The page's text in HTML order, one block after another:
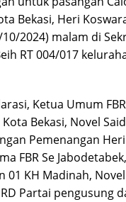
Bekasi, Heri
2024) malam di
RT 004/017
Ketua Umum
Bekasi, Novel
Pemenangan
FBR Se
01 KH Madinah,
Partai pengusung